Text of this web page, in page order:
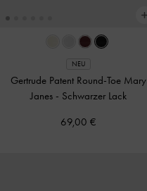
NEU
Gertrude Patent Round-Toe Mary
Janes - Schwarzer Lack
69,00 €